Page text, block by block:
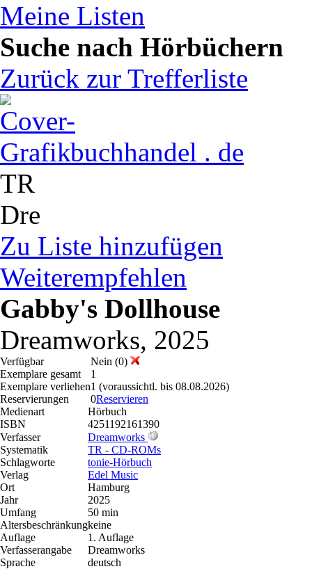
Meine Listen
Suche nach Hörbüchern
Zurück zur Trefferliste
buchhandel . de
TR
Dre
Zu Liste hinzufügen
Weiterempfehlen
Gabby's Dollhouse
Dreamworks, 2025
Verfügbar
Nein (0)
Exemplare gesamt
1
Exemplare verliehen1 (voraussichtl. bis 08.08.2026)
Reservierungen
0Reservieren
Medienart
Hörbuch
ISBN
4251192161390
Verfasser
Dreamworks
Systematik
TR - CD-ROMs
Schlagworte
tonie-Hörbuch
Verlag
Edel Music
Ort
Hamburg
Jahr
2025
Umfang
50 min
Altersbeschränkungkeine
Auflage
1. Auflage
Verfasserangabe
Dreamworks
Sprache
deutsch